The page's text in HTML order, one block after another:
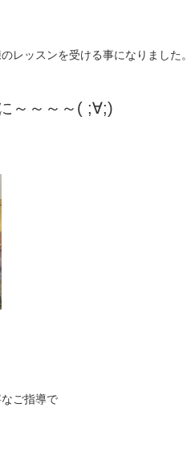
レッスンを受ける事になりました。
～～～～( ;∀;)
ご指導で